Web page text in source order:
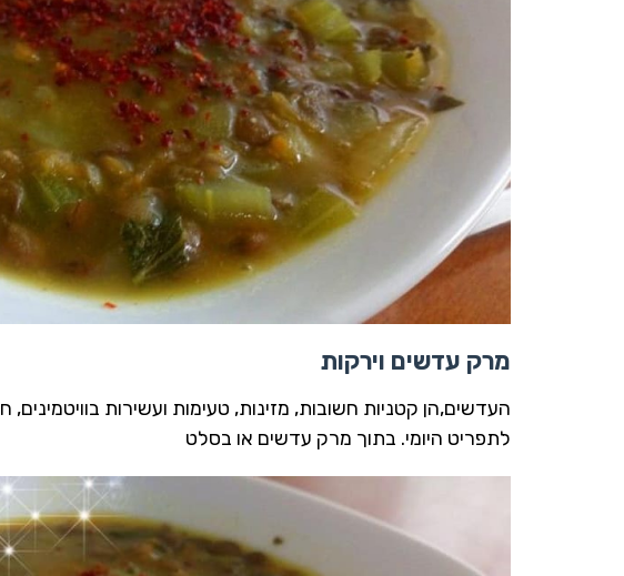
מרק עדשים וירקות
העדשים,הן קטניות חשובות, מזינות, טעימות ועשירות
לתפריט היומי. בתוך מרק עדשים או בסלט